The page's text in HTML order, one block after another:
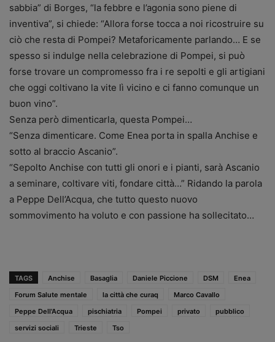
sabbia” di Borges, “la febbre e l’agonia sono piene di
inventiva”, si chiede: “Allora forse tocca a noi ricostruire su
ciò che resta di Pompei? Metaforicamente parlando… E se
spesso si indulge nella celebrazione di Pompei, si può
forse trovare un compromesso fra i re sepolti e gli artigiani
che oggi coltivano la vite lì vicino e ci fanno comunque un
buon vino”.
Senza però dimenticarla, questa Pompei…
“Senza dimenticare. Come Enea porta in spalla Anchise e
sotto al braccio Ascanio”.
“Sepolto Anchise con tutti gli onori e i pianti, sarà Ascanio
a seminare, coltivare viti, fondare città…” Ridando la parola
a Peppe Dell’Acqua, che tutto questo nuovo
sommovimento ha voluto e con passione ha sollecitato…
TAGS Anchise Basaglia Daniele Piccione DSM
Enea
Forum Salute mentale
la città che curaq
Marco Cavallo
Peppe Dell'Acqua
pischiatria Pompei privato
pubblico
servizi sociali
Trieste Tso